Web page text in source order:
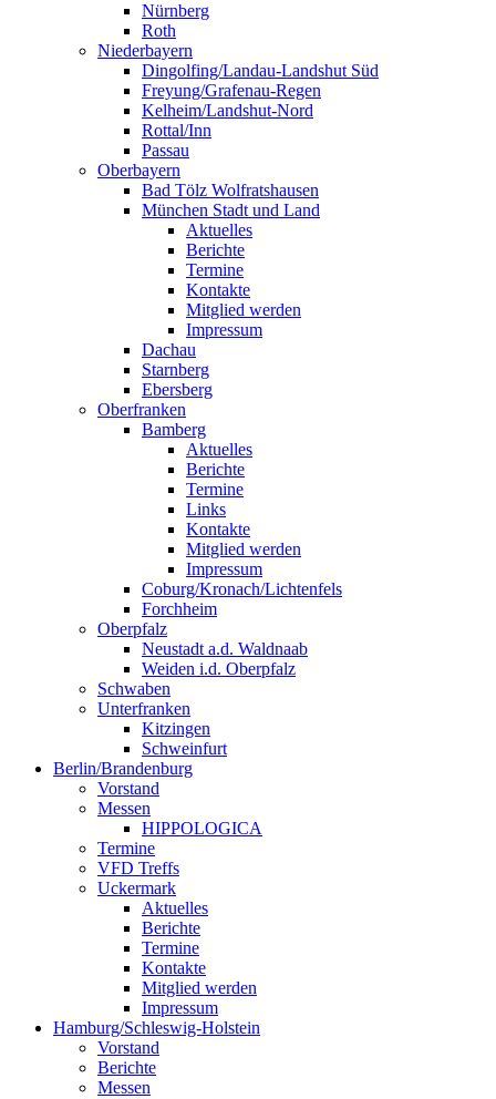
Nürnberg
Roth
Niederbayern
Dingolfing/Landau-Landshut Süd
Freyung/Grafenau-Regen
Kelheim/Landshut-Nord
Rottal/Inn
Passau
Oberbayern
Bad Tölz Wolfratshausen
München Stadt und Land
Aktuelles
Berichte
Termine
Kontakte
Mitglied werden
Impressum
Dachau
Starnberg
Ebersberg
Oberfranken
Bamberg
Aktuelles
Berichte
Termine
Links
Kontakte
Mitglied werden
Impressum
Coburg/Kronach/Lichtenfels
Forchheim
Oberpfalz
Neustadt a.d. Waldnaab
Weiden i.d. Oberpfalz
Schwaben
Unterfranken
Kitzingen
Schweinfurt
Berlin/Brandenburg
Vorstand
Messen
HIPPOLOGICA
Termine
VFD Treffs
Uckermark
Aktuelles
Berichte
Termine
Kontakte
Mitglied werden
Impressum
Hamburg/Schleswig-Holstein
Vorstand
Berichte
Messen